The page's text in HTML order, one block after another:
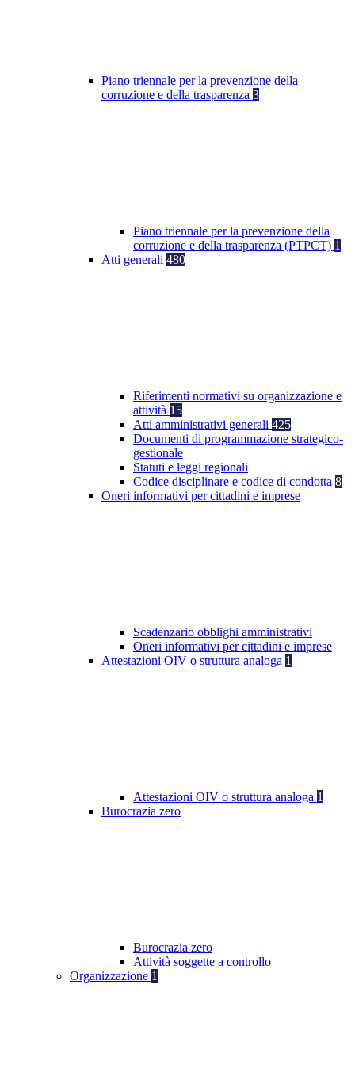
Piano triennale per la prevenzione della
corruzione e della trasparenza 3
Piano triennale per la prevenzione della
corruzione e della trasparenza (PTPCT) 1
Atti generali 480
Riferimenti normativi su organizzazione e
attività 15
Atti amministrativi generali 425
Documenti di programmazione strategico-
gestionale
Statuti e leggi regionali
Codice disciplinare e codice di condotta 8
Oneri informativi per cittadini e imprese
Scadenzario obblighi amministrativi
Oneri informativi per cittadini e imprese
Attestazioni OIV o struttura analoga 1
Attestazioni OIV o struttura analoga 1
Burocrazia zero
Burocrazia zero
Attività soggette a controllo
Organizzazione 1